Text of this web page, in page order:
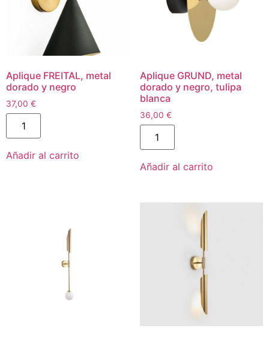
Aplique FREITAL, metal
dorado y negro
37,00 €
Añadir al carrito
Aplique GRUND, metal
dorado y negro, tulipa
blanca
36,00 €
Añadir al carrito